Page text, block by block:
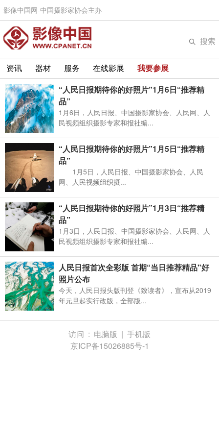
影像中国网-中国摄影家协会主办
搜索
资讯 器材 服务 在线影展
我要参展
“人民日报期待你的好照片”1月6日“推荐精
品”
1月6日，人民日报、中国摄影家协会、人民网、人
民视频组织摄影专家和报社编...
“人民日报期待你的好照片”1月5日“推荐精
品”
1月5日，人民日报、中国摄影家协会、人民
网、人民视频组织摄...
“人民日报期待你的好照片”1月3日“推荐精
品”
1月3日，人民日报、中国摄影家协会、人民网、人
民视频组织摄影专家和报社编...
人民日报首次全彩版 首期“当日推荐精品"好
照片公布
今天，人民日报头版刊登《致读者》，宣布从2019
年元旦起实行改版，全部版...
访问 : 电脑版 | 手机版
京ICP备15026885号-1